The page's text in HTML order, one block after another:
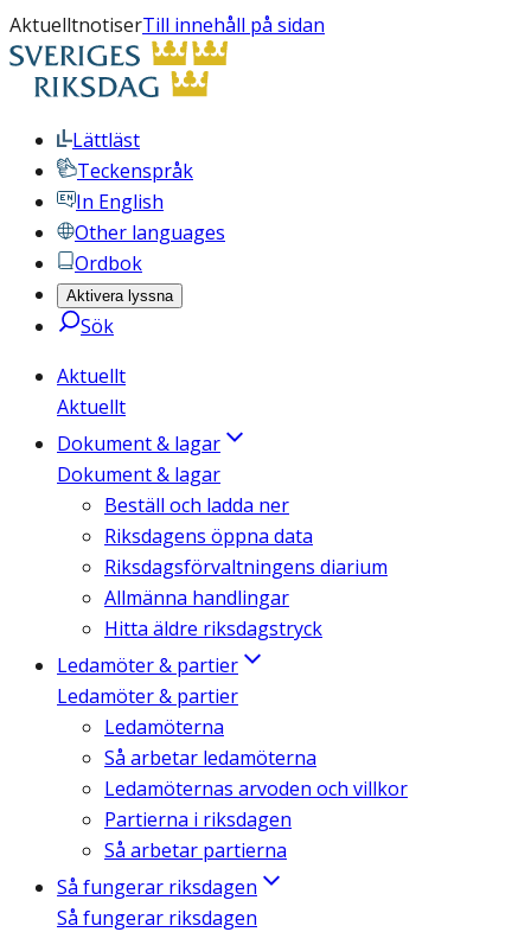
AktuelltnotiserTill innehåll på sidan
Lättläst
Teckenspråk
In English
Other languages
Ordbok
Aktivera lyssna
Sök
Aktuellt
Aktuellt
Dokument & lagar
Dokument & lagar
Beställ och ladda ner
Riksdagens öppna data
Riksdagsförvaltningens diarium
Allmänna handlingar
Hitta äldre riksdagstryck
Ledamöter & partier
Ledamöter & partier
Ledamöterna
Så arbetar ledamöterna
Ledamöternas arvoden och villkor
Partierna i riksdagen
Så arbetar partierna
Så fungerar riksdagen
Så fungerar riksdagen